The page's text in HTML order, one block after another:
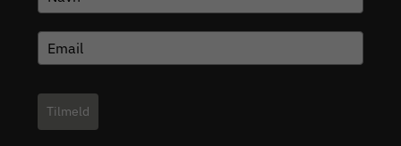
Tilmeld